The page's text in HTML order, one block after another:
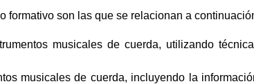
formativo son las que se relacionan a
musicales de cuerda, utilizando
musicales de cuerda, incluyendo la